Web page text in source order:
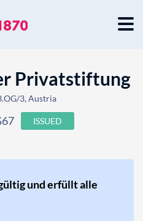
Privatstiftung
3, Austria
ISSUED
und erfüllt alle